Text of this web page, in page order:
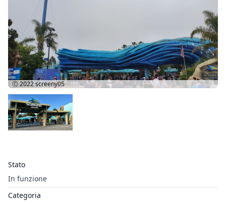
Stato
In funzione
Categoria
Ⓒ 2022screeny05